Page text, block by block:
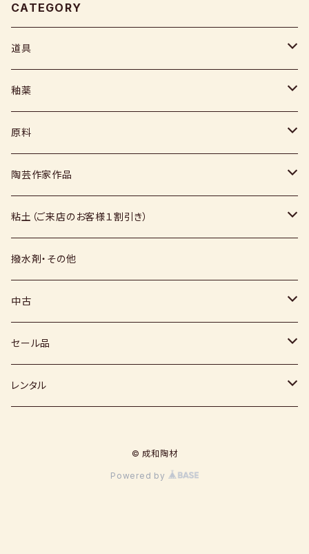
CATEGORY
道具
ヘラ
コテ
スポンジ
絵具
上絵具
下絵具
その他
釉薬
粉末
液体
福島釉薬
原料
媒溶剤・調整剤等
長石
硅石
その他（土・泥等）
顔料
灰
陶芸作家作品
上野焼
薪窯（高鶴淳一先生）
堀田窯
小石原焼
鶴見窯
秀山窯
高取焼
鬼丸雪山窯
福岡県：窯元・陶芸作家
恵水窯
粘土（ご来店のお客様１割引き）
信楽白土
信楽赤土
梅崎粘土
七隈粘土
撥水剤・その他
中古
窯
電気窯
電動ろくろ
セール品
小道具
レンタル
© 成和陶材
Powered by